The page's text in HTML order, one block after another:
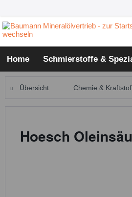
Home Schmierstoffe &
Übersicht Chemie &
Hoesch